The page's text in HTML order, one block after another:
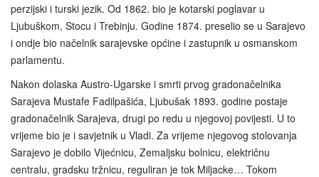
perzijski i turski jezik. Od 1862. bio je kotarski poglavar u
Ljubuškom, Stocu i Trebinju. Godine 1874. preselio se u Sarajevo
i ondje bio načelnik sarajevske općine i zastupnik u osmanskom
parlamentu.
Nakon dolaska Austro-Ugarske i smrti prvog gradonačelnika
Sarajeva Mustafe Fadilpašića, Ljubušak 1893. godine postaje
gradonačelnik Sarajeva, drugi po redu u njegovoj povijesti. U to
vrijeme bio je i savjetnik u Vladi. Za vrijeme njegovog stolovanja
Sarajevo je dobilo Vijećnicu, Zemaljsku bolnicu, električnu
centralu, gradsku tržnicu, reguliran je tok Miljacke… Tokom